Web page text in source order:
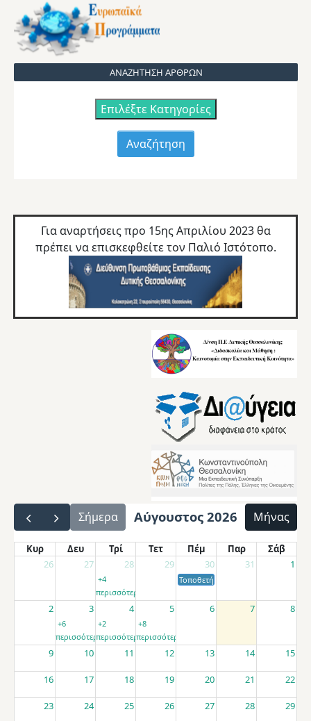
ΑΝΑΖΗΤΗΣΗ ΑΡΘΡΩΝ
Επιλέξτε Κατηγορίες
Για αναρτήσεις προ 15ης Απριλίου 2023 θα
πρέπει να επισκεφθείτε τον Παλιό Ιστότοπο.
Σήμερα Αύγουστος 2026 Μήνας
Κυρ Δευ Τρί Τετ Πέμ Παρ
Σάβ
26
27 28 29 30 31 1
+4
περισσότερα
Τοποθετήσεις αποσπασμένων
2 3 4 5 6 7 8
+6
περισσότερα
+2
περισσότερα
+8
περισσότερα
9 10 11 12 13 14 15
16 17 18 19 20 21 22
23 24 25 26 27 28 29